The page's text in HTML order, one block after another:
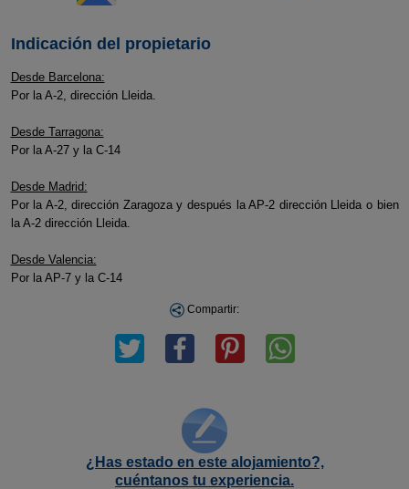
Indicación del propietario
Desde Barcelona:
Por la A-2, dirección Lleida.
Desde Tarragona:
Por la A-27 y la C-14
Desde Madrid:
Por la A-2, dirección Zaragoza y después la AP-2 dirección Lleida o bien
la A-2 dirección Lleida.
Desde Valencia:
Por la AP-7 y la C-14
Compartir:
¿Has estado en este alojamiento?,
cuéntanos tu experiencia.